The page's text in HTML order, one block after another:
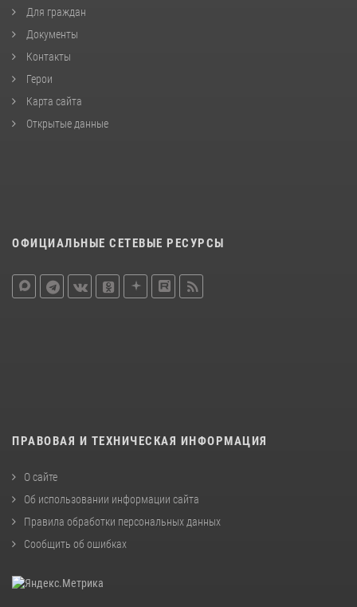
Для граждан
Документы
Контакты
Герои
Карта сайта
Открытые данные
ОФИЦИАЛЬНЫЕ СЕТЕВЫЕ РЕСУРСЫ
ПРАВОВАЯ И ТЕХНИЧЕСКАЯ ИНФОРМАЦИЯ
О сайте
Об использовании информации сайта
Правила обработки персональных данных
Сообщить об ошибках